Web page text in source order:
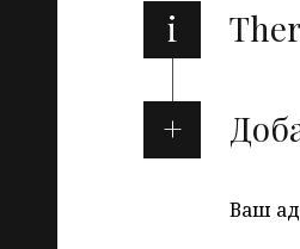
i
Ваш